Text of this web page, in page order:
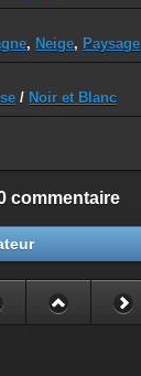
, Neige, Paysage
/ Noir et Blanc
commentaire